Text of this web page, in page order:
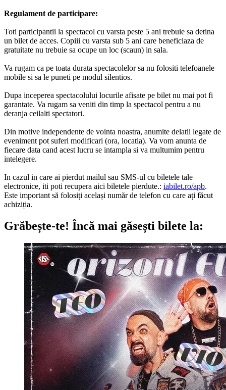
Regulament de participare:
Toti participantii la spectacol cu varsta peste 5 ani trebuie sa detina
un bilet de acces. Copiii cu varsta sub 5 ani care beneficiaza de
gratuitate nu trebuie sa ocupe un loc (scaun) in sala.
Va rugam ca pe toata durata spectacolelor sa nu folositi telefoanele
mobile si sa le puneti pe modul silentios.
Dupa inceperea spectacolului locurile afisate pe bilet nu mai pot fi
garantate. Va rugam sa veniti din timp la spectacol pentru a nu
deranja ceilalti spectatori.
Din motive independente de vointa noastra, anumite delatii legate de
eveniment pot suferi modificari (ora, locatia). Va vom anunta de
fiecare data cand acest lucru se intampla si va multumim pentru
intelegere.
In cazul in care ai pierdut mailul sau SMS-ul cu biletele tale
electronice, iti poti recupera aici biletele pierdute.: iabilet.ro/apb.
Este important să folosiți același număr de telefon cu care ați făcut
achiziția.
Grăbește-te! Încă mai găsești bilete la: